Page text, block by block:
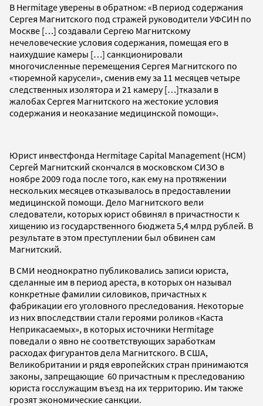
В Hermitage уверены в обратном: «В период содержания
Сергея Магнитского под стражей руководители УФСИН по
Москве […] создавали Сергею Магнитскому
нечеловеческие условия содержания, помещая его в
наихудшие камеры […] санкционировали
многочисленные перемещения Сергея Магнитского по
«тюремной карусели», сменив ему за 11 месяцев четыре
следственных изолятора и 21 камеру […]тказали в
жалобах Сергея Магнитского на жестокие условия
содержания и неоказание медицинской помощи».
Юрист инвестфонда Hermitage Capital Management (HCM)
Сергей Магнитский скончался в московском СИЗО в
ноябре 2009 года после того, как ему на протяжении
нескольких месяцев отказывалось в предоставлении
медицинской помощи. Дело Магнитского вели
следователи, которых юрист обвинял в причастности к
хищению из государственного бюджета 5,4 млрд рублей. В
результате в этом преступлении был обвинен сам
Магнитский.
В СМИ неоднократно публиковались записи юриста,
сделанные им в период ареста, в которых он называл
конкретные фамилии силовиков, причастных к
фабрикации его уголовного преследования. Некоторые
из них впоследствии стали героями роликов «Каста
Неприкасаемых», в которых источники Hermitage
поведали о явно не соответствующих заработкам
расходах фигурантов дела Магнитского. В США,
Великобритании и рядя европейских стран принимаются
законы, запрещающие 60 причастным к преследованию
юриста госслужащим въезд на их территорию. Им также
грозят экономические санкции.